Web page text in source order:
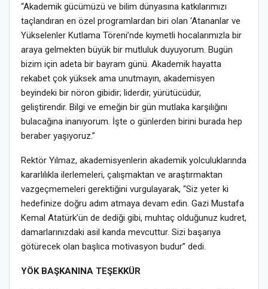
“Akademik gücümüzü ve bilim dünyasına katkılarımızı
taçlandıran en özel programlardan biri olan ‘Atananlar ve
Yükselenler Kutlama Töreni’nde kıymetli hocalarımızla bir
araya gelmekten büyük bir mutluluk duyuyorum. Bugün
bizim için adeta bir bayram günü. Akademik hayatta
rekabet çok yüksek ama unutmayın, akademisyen
beyindeki bir nöron gibidir; liderdir, yürütücüdür,
geliştirendir. Bilgi ve emeğin bir gün mutlaka karşılığını
bulacağına inanıyorum. İşte o günlerden birini burada hep
beraber yaşıyoruz.”
Rektör Yılmaz, akademisyenlerin akademik yolculuklarında
kararlılıkla ilerlemeleri, çalışmaktan ve araştırmaktan
vazgeçmemeleri gerektiğini vurgulayarak, “Siz yeter ki
hedefinize doğru adım atmaya devam edin. Gazi Mustafa
Kemal Atatürk’ün de dediği gibi, muhtaç olduğunuz kudret,
damarlarınızdaki asil kanda mevcuttur. Sizi başarıya
götürecek olan başlıca motivasyon budur” dedi.
YÖK BAŞKANINA TEŞEKKÜR